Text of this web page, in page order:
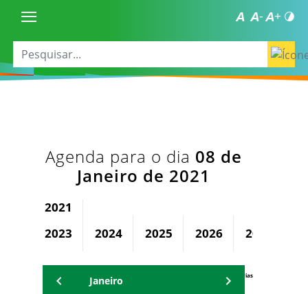
Agenda para o dia 08 de
Janeiro de 2021
2021
2023
2024 2025 2026 2027
Agenda Secretárias
Janeiro